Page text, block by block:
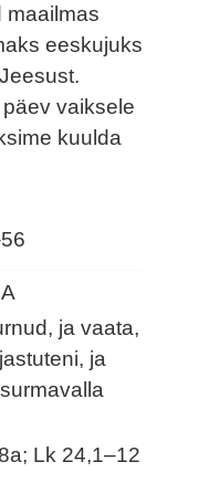
maailmas
eeskujuks
vaiksele
kuulda
ja vaata,
ja
Lk 24,1–12